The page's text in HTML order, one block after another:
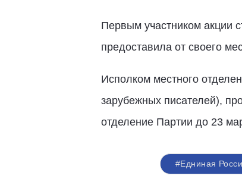
Первым участником акции
предоставила от своего
Исполком местного
зарубежных писателей),
отделение Партии до 23
#Едниная